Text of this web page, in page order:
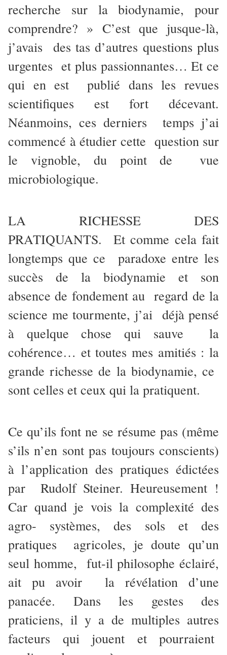
recherche sur la biodynamie, pour
comprendre? » C’est que jusque-là,
j’avais des tas d’autres questions plus
urgentes et plus passionnantes… Et ce
qui en est publié dans les revues
scientifiques est fort décevant.
Néanmoins, ces derniers temps j’ai
commencé à étudier cette question sur
le vignoble, du point de vue
microbiologique.
LA RICHESSE DES
PRATIQUANTS. Et comme cela fait
longtemps que ce paradoxe entre les
succès de la biodynamie et son
absence de fondement au regard de la
science me tourmente, j’ai déjà pensé
à quelque chose qui sauve la
cohérence… et toutes mes amitiés : la
grande richesse de la biodynamie, ce
sont celles et ceux qui la pratiquent.
Ce qu’ils font ne se résume pas (même
s’ils n’en sont pas toujours conscients)
à l’application des pratiques édictées
par Rudolf Steiner. Heureusement !
Car quand je vois la complexité des
agro- systèmes, des sols et des
pratiques agricoles, je doute qu’un
seul homme, fut-il philosophe éclairé,
ait pu avoir la révélation d’une
panacée. Dans les gestes des
praticiens, il y a de multiples autres
facteurs qui jouent et pourraient